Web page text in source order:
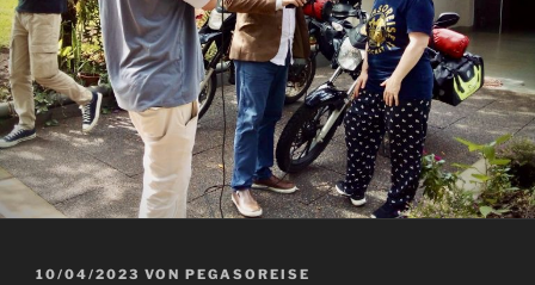
VERÖFFENTLICHT
10/04/2023 VON PEGASOREISE